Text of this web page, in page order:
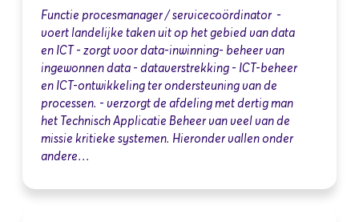
Functie procesmanager / servicecoördinator -
voert landelijke taken uit op het gebied van data
en ICT - zorgt voor data-inwinning- beheer van
ingewonnen data - dataverstrekking - ICT-beheer
en ICT-ontwikkeling ter ondersteuning van de
processen. - verzorgt de afdeling met dertig man
het Technisch Applicatie Beheer van veel van de
missie kritieke systemen. Hieronder vallen onder
andere…